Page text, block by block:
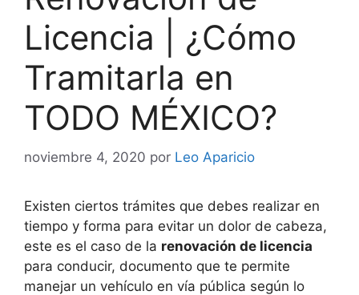
Licencia | ¿Cómo
Tramitarla en
TODO MÉXICO?
noviembre 4, 2020 por Leo Aparicio
Existen ciertos trámites que debes realizar en
tiempo y forma para evitar un dolor de cabeza,
este es el caso de la renovación de licencia
para conducir, documento que te permite
manejar un vehículo en vía pública según lo